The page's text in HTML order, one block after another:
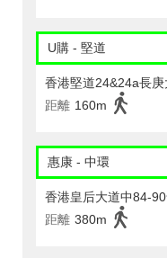
U購 - 堅道
香港堅道24&24a長庚
距離 160m
惠康 - 中環
香港皇后大道中84-
距離 380m